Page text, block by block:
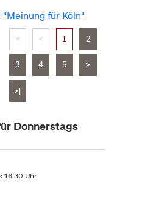
für Köln"
|< < 1 2
3 4 5 >
>|
Donnerstags
16:30 Uhr